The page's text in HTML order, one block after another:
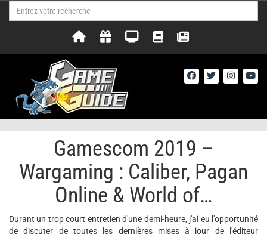
Gamescom 2019 –
Wargaming : Caliber, Pagan
Online & World of…
Durant un trop court entretien d'une demi-heure, j'ai eu l'opportunité
de discuter de toutes les dernières mises à jour de l'éditeur